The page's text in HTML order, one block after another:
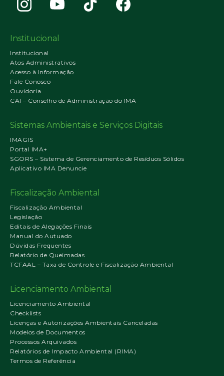
Institucional
Institucional
Atos Administrativos
Acesso à Informação
Fale Conosco
Ouvidoria
CAI – Conselho de Administração do IMA
Sistemas Ambientais e Serviços Digitais
IMAGIS
Portal IMA+
SGORS – Sistema de Gerenciamento de Resíduos Sólidos
Aplicativo IMA Denuncie
Fiscalização Ambiental
Fiscalização Ambiental
Legislação
Editais de Alegações Finais
Manual do Autuado
Dúvidas Frequentes
Relatório de Queimadas
TCFAAL – Taxa de Controle e Fiscalização Ambiental
Licenciamento Ambiental
Licenciamento Ambiental
Checklists
Licenças e Autorizações Ambientais Canceladas
Modelos de Documentos
Processos Arquivados
Relatórios de Impacto Ambiental (RIMA)
Termos de Referência